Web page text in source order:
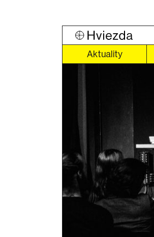
Aktuality